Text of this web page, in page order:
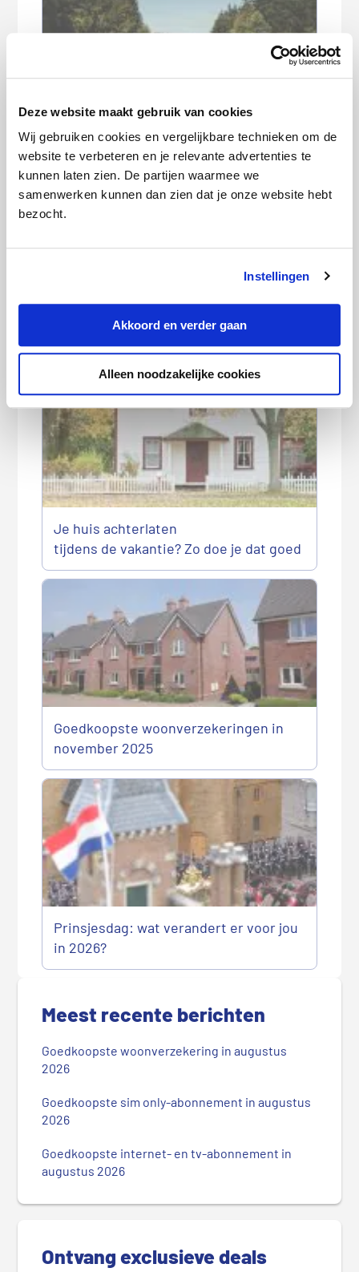
Deze website maakt gebruik van cookies
Wij gebruiken cookies en vergelijkbare technieken om de
website te verbeteren en je relevante advertenties te
kunnen laten zien. De partijen waarmee we
samenwerken kunnen dan zien dat je onze website hebt
bezocht.
Instellingen
Akkoord en verder gaan
Alleen noodzakelijke cookies
Verkeersregels in andere landen: hoe
zit het eigenlijk?
Op vakantie én toch besparen? Pauzeer
je abonnementen
Je huis achterlaten
tijdens de vakantie? Zo doe je dat goed
Goedkoopste woonverzekeringen in
november 2025
Prinsjesdag: wat verandert er voor jou
in 2026?
e
Meest recente berichten
Goedkoopste woonverzekering in augustus
2026
Goedkoopste sim only-abonnement in augustus
2026
Goedkoopste internet- en tv-abonnement in
augustus 2026
Ontvang exclusieve deals